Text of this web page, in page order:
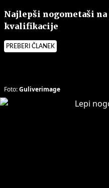
Najlepši nogometaši na
kvalifikacije
PREBERI ČLANEK
Foto:Guliverimage